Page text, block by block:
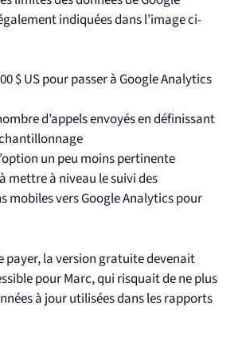
indiquées dans l’image ci-
$ US pour passer à Google Analytics
d’appels envoyés en définissant
un peu moins pertinente
mettre à niveau le suivi des
mobiles vers Google Analytics pour
payer, la version gratuite devenait
pour Marc, qui risquait de ne plus
à jour utilisées dans les rapports